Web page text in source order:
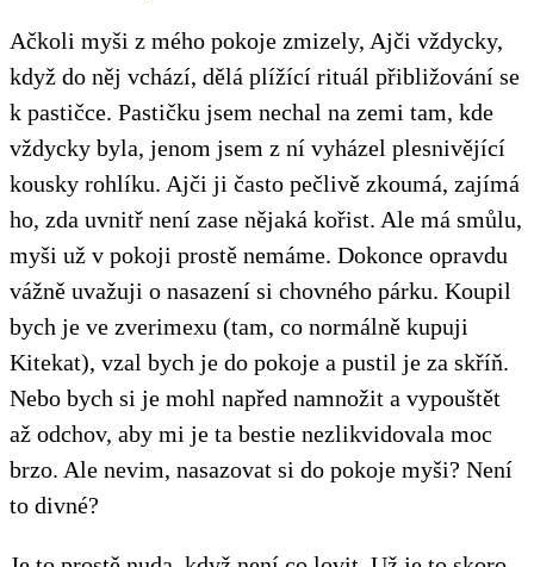
Ačkoli myši z mého pokoje zmizely, Ajči vždycky,
když do něj vchází, dělá plížící rituál přibližování se
k pastičce. Pastičku jsem nechal na zemi tam, kde
vždycky byla, jenom jsem z ní vyházel plesnivějící
kousky rohlíku. Ajči ji často pečlivě zkoumá, zajímá
ho, zda uvnitř není zase nějaká kořist. Ale má smůlu,
myši už v pokoji prostě nemáme. Dokonce opravdu
vážně uvažuji o nasazení si chovného párku. Koupil
bych je ve zverimexu (tam, co normálně kupuji
Kitekat), vzal bych je do pokoje a pustil je za skříň.
Nebo bych si je mohl napřed namnožit a vypouštět
až odchov, aby mi je ta bestie nezlikvidovala moc
brzo. Ale nevim, nasazovat si do pokoje myši? Není
to divné?